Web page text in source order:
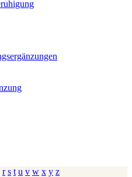
r s t u v w x y z